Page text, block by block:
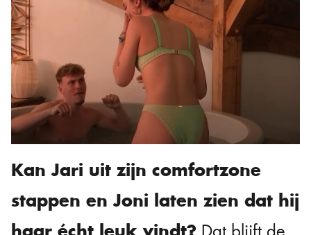
Kan Jari uit zijn comfortzone
stappen en Joni laten zien dat hij
haar écht leuk vindt?